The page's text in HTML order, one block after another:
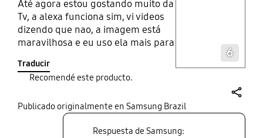
Até agora estou gostando muito da
Tv, a alexa funciona sim, vi videos
dizendo que nao, a imagem está
maravilhosa e eu uso ela mais para
saindo muito bem
Traducir
6
Recomendé este producto.
Publicado originalmente en Samsung Brazil
Respuesta de Samsung: